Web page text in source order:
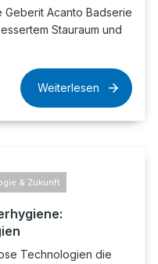
Acanto Badserie
Stauraum und
Weiterlesen
& Zukunft
Technologien die